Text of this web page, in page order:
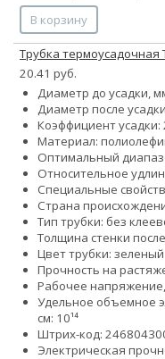
В корзину
Трубка термоусадочная
20.41 руб.
Диаметр до усадки,
Диаметр после
Коэффициент усадки:
Материал:
Оптимальный
Относительное
Специальные
Страна
Тип трубки: без
Толщина стенки
Цвет трубки: зеленый
Прочность на
Рабочее
Удельное объемное
см: 10¹⁴
Штрих-код:
Электрическая